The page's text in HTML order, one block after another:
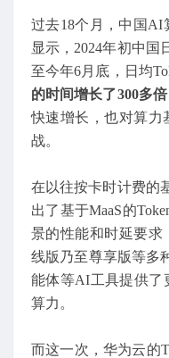
过去18个月，中国AI
显示，2024年初中国
至今年6月底，日均
的时间增长了300多倍
快速增长，也对算力
战。
在以往按卡时计费的
出了基于MaaS的
景的性能和时延要求
线版乃至尊享版等多
能体等AI工具提供了
算力。
而这一次，华为云的